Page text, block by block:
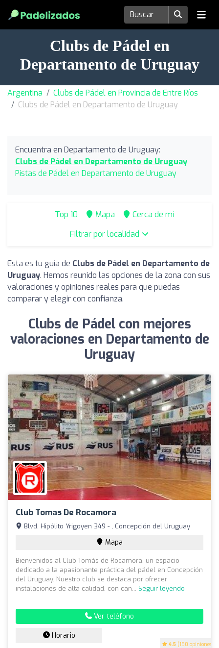
Clubs de Pádel en
Departamento de Uruguay
Argentina
Clubs de Pádel en Provincia de Entre Ríos
Clubs de Pádel en Departamento de Uruguay
Encuentra en Departamento de Uruguay:
Clubs de Pádel en Departamento de Uruguay
Pistas de Pádel en Departamento de Uruguay
Top 10 Mapa
Cerca de mí
Filtrar por localidad
Esta es tu guía de Clubs de Pádel en Departamento de
Uruguay. Hemos reunido las opciones de la zona con sus
valoraciones y opiniones reales para que puedas
comparar y elegir con confianza.
Clubs de Pádel con mejores
valoraciones en Departamento de
Uruguay
Club Tomas De Rocamora
4.5 (150 opiniones)
Blvd. Hipólito Yrigoyen 349 - , Concepción del Uruguay
Mapa
Bienvenidos al Club Tomás de Rocamora, un espacio
dedicado a la apasionante práctica del pádel en Concepción
del Uruguay. Nuestro club se destaca por ofrecer
instalaciones de alta calidad, con can... Seguir leyendo
Ver teléfono
Horario